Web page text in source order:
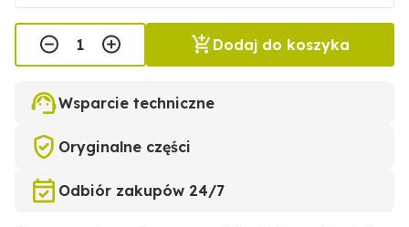
Dodaj do koszyka
Wsparcie techniczne
Oryginalne części
Odbiór zakupów 24/7